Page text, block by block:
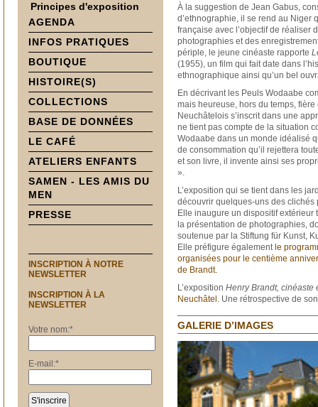
Principes d'exposition
AGENDA
INFOS PRATIQUES
BOUTIQUE
HISTOIRE(S)
COLLECTIONS
BASE DE DONNÉES
LE CAFÉ
ATELIERS ENFANTS
SAMEN - LES AMIS DU
MEN
PRESSE
INSCRIPTION À NOTRE
NEWSLETTER
INSCRIPTION À LA
NEWSLETTER
Votre nom:*
E-mail:*
S'inscrire
À la suggestion de Jean Gabus,
d’ethnographie, il se rend au Niger
française avec l’objectif de réaliser
photographies et des
périple, le jeune cinéaste rapporte
(1955), un film qui fait date dans
ethnographique ainsi qu’un bel
En décrivant les Peuls Wodaabe
mais heureuse, hors du temps,
Neuchâtelois s’inscrit dans une
ne tient pas compte de la situation
Wodaabe dans un monde idéalisé
de consommation qu’il rejettera
et son livre, il invente ainsi ses
».
L’exposition qui se tient dans les
découvrir quelques-uns des clichés
Elle inaugure un dispositif extérieur
la présentation de photographies,
soutenue par la Stiftung für Kunst,
Elle préfigure également le
organisées pour le centième
de Brandt.
L’exposition Henry Brandt, cinéaste
Neuchâtel . Une rétrospective de
GALERIE D’IMAGES